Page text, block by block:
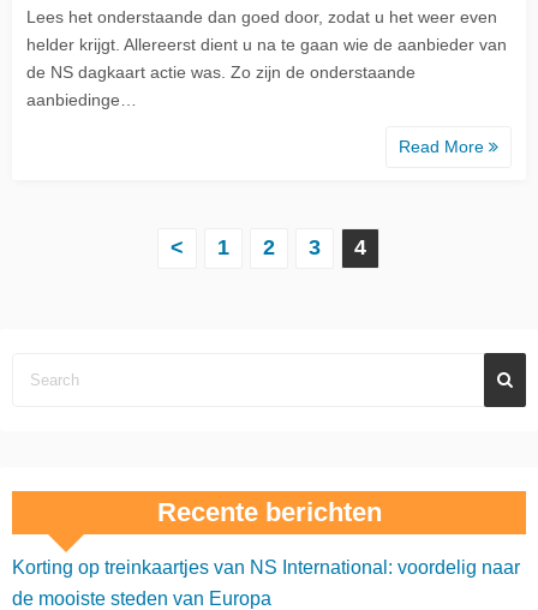
Lees het onderstaande dan goed door, zodat u het weer even
helder krijgt. Allereerst dient u na te gaan wie de aanbieder van
de NS dagkaart actie was. Zo zijn de onderstaande
aanbiedinge…
Read More
h
t
e
< 1 2 3 4
Recente berichten
Korting op treinkaartjes van NS International: voordelig naar
de mooiste steden van Europa